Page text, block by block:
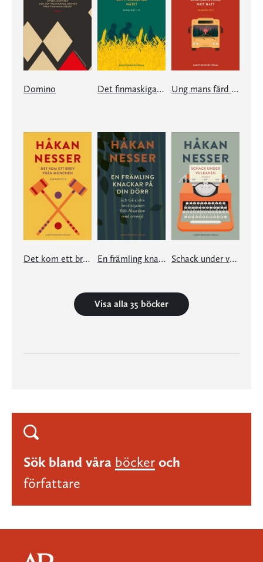
Domino Det finmaskiga nätet Ung mans färd mot natt
Det kom ett brev från München En främling knackar på din dörr Schack under vulkanen
Visa alla 35 böcker
Sök bland våra böcker och
författare